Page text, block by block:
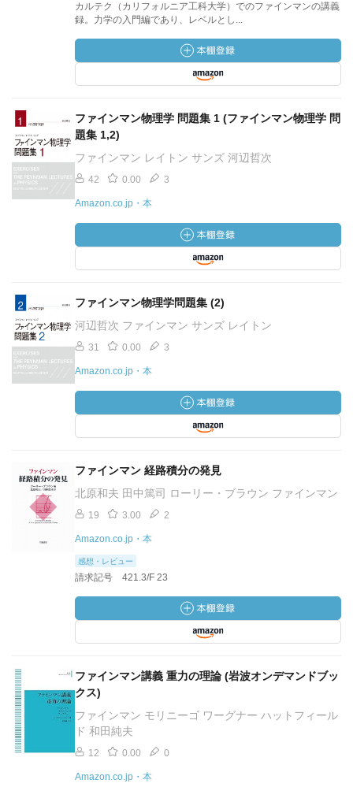
カルテク（カリフォルニア工科大学）でのファインマンの講義
録。力学の入門編であり、レベルとし...
ファインマン物理学 問題集 1 (ファインマン物理学 問
題集 1,2)
ファインマン レイトン サンズ 河辺哲次
42 0.00 3
Amazon.co.jp・本
ファインマン物理学問題集 (2)
河辺哲次 ファインマン サンズ レイトン
31 0.00 3
Amazon.co.jp・本
ファインマン 経路積分の発見
北原和夫 田中篤司 ローリー・ブラウン ファインマン
19 3.00 2
Amazon.co.jp・本
感想・レビュー
請求記号 421.3/F 23
ファインマン講義 重力の理論 (岩波オンデマンドブッ
クス)
ファインマン モリニーゴ ワーグナー ハットフィール
ド 和田純夫
12 0.00 0
Amazon.co.jp・本